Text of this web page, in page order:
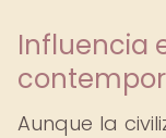
Influencia
Aunque la